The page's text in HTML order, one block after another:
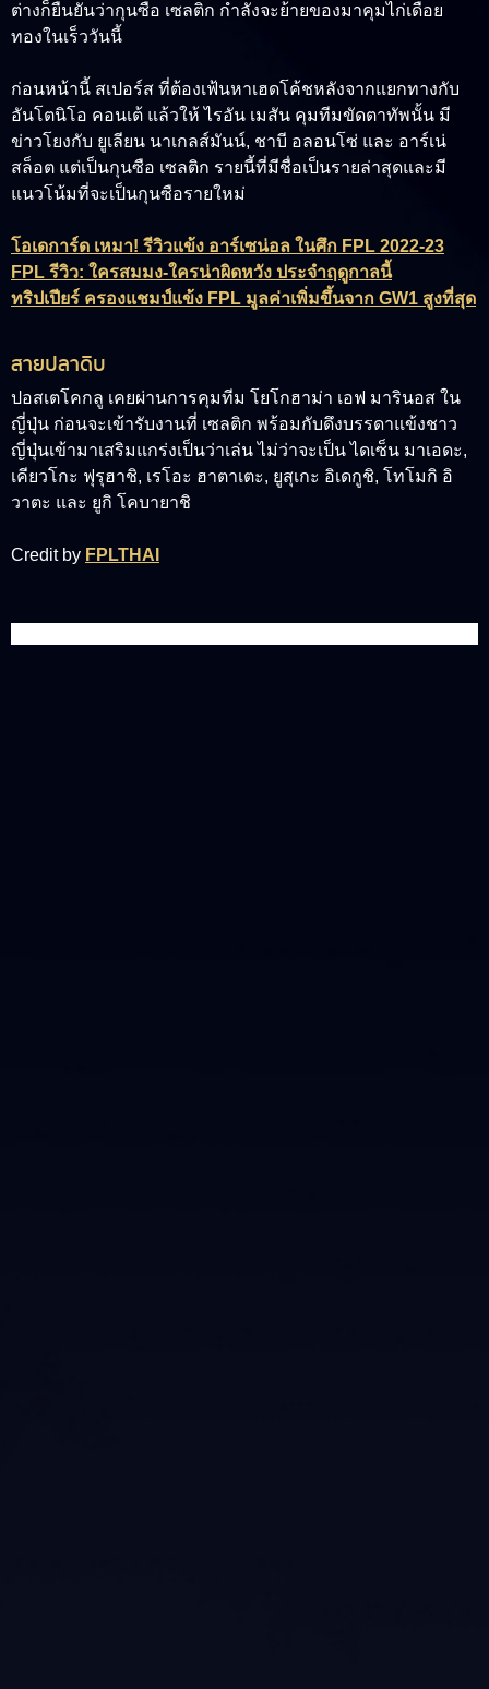
ต่างก็ยืนยันว่ากุนซือ เซลติก กำลังจะย้ายของมาคุมไก่เดือย
ทองในเร็ววันนี้
ก่อนหน้านี้ สเปอร์ส ที่ต้องเฟ้นหาเฮดโค้ชหลังจากแยกทางกับ
อันโตนิโอ คอนเต้ แล้วให้ ไรอัน เมสัน คุมทีมขัดตาทัพนั้น มี
ข่าวโยงกับ ยูเลียน นาเกลส์มันน์, ชาบี อลอนโซ่ และ อาร์เน่
สล็อต แต่เป็นกุนซือ เซลติก รายนี้ที่มีชื่อเป็นรายล่าสุดและมี
แนวโน้มที่จะเป็นกุนซือรายใหม่
โอเดการ์ด เหมา! รีวิวแข้ง อาร์เซน่อล ในศึก FPL 2022-23
FPL รีวิว: ใครสมมง-ใครน่าผิดหวัง ประจำฤดูกาลนี้
ทริปเปียร์ ครองแชมป์แข้ง FPL มูลค่าเพิ่มขึ้นจาก GW1 สูงที่สุด
สายปลาดิบ
ปอสเตโคกลู เคยผ่านการคุมทีม โยโกฮาม่า เอฟ มารินอส ใน
ญี่ปุ่น ก่อนจะเข้ารับงานที่ เซลติก พร้อมกับดึงบรรดาแข้งชาว
ญี่ปุ่นเข้ามาเสริมแกร่งเป็นว่าเล่น ไม่ว่าจะเป็น ไดเซ็น มาเอดะ,
เคียวโกะ ฟุรุฮาชิ, เรโอะ ฮาตาเตะ, ยูสุเกะ อิเดกูชิ, โทโมกิ อิ
วาตะ และ ยูกิ โคบายาชิ
Credit by FPLTHAI